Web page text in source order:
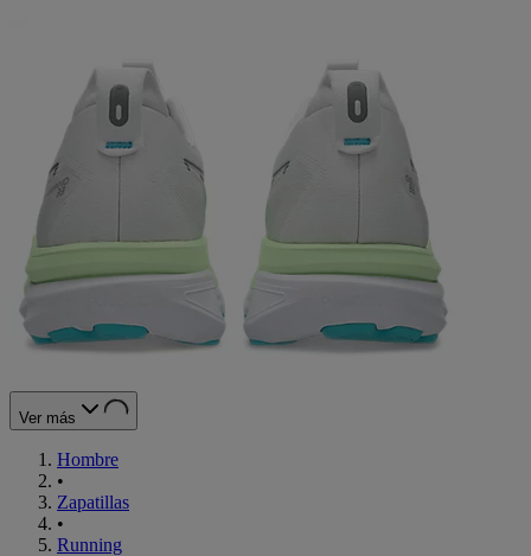
Ver más
Hombre
•
Zapatillas
•
Running